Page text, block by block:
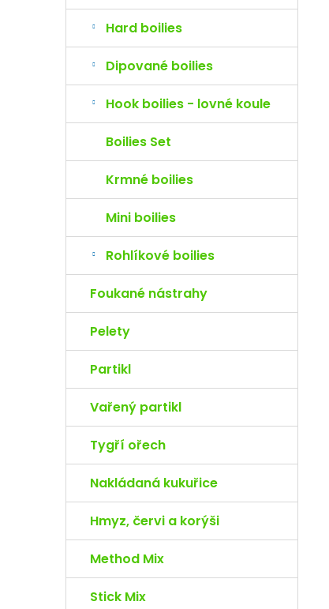
Hard boilies
Dipované boilies
Hook boilies - lovné koule
Boilies Set
Krmné boilies
Mini boilies
Rohlíkové boilies
Foukané nástrahy
Pelety
Partikl
Vařený partikl
Tygří ořech
Nakládaná kukuřice
Hmyz, červi a korýši
Method Mix
Stick Mix